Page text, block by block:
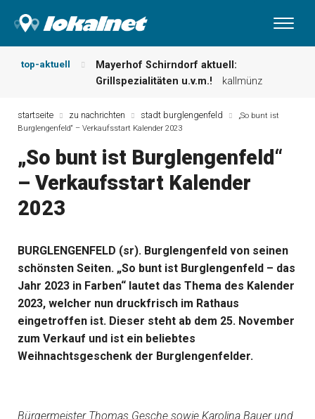
top-aktuell
Mayerhof Schirndorf aktuell:
Grillspezialitäten u.v.m.!
kallmünz
und mehr …
burglengenfeld
Der „deutsche Michel“ muss nun
leserbriefe
Maxhütter Fischladen: Unser aktuelles
Metzgerei Hummel: Aktuelles
Wochenangebot!
maxhütte-haidhof
startseite zu nachrichten stadt burglengenfeld
„So bunt ist
Burglengenfeld“ – Verkaufsstart Kalender 2023
„So bunt ist Burglengenfeld“
– Verkaufsstart Kalender
2023
BURGLENGENFELD (sr). Burglengenfeld von seinen
schönsten Seiten. „So bunt ist Burglengenfeld – das
Jahr 2023 in Farben“ lautet das Thema des Kalender
2023, welcher nun druckfrisch im Rathaus
eingetroffen ist. Dieser steht ab dem 25. November
zum Verkauf und ist ein beliebtes
Weihnachtsgeschenk der Burglengenfelder.
Bürgermeister Thomas Gesche sowie Karolina Bauer und